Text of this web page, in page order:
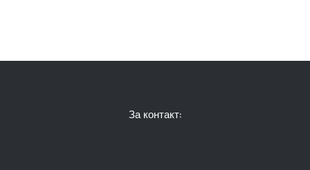
За контакт: